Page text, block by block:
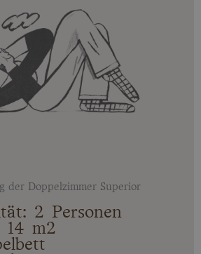
der Doppelzimmer Superior
2 Personen
14 m2